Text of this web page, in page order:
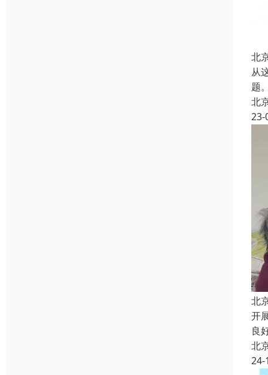
北
从
题
北
23-
北
开
良
北
24-